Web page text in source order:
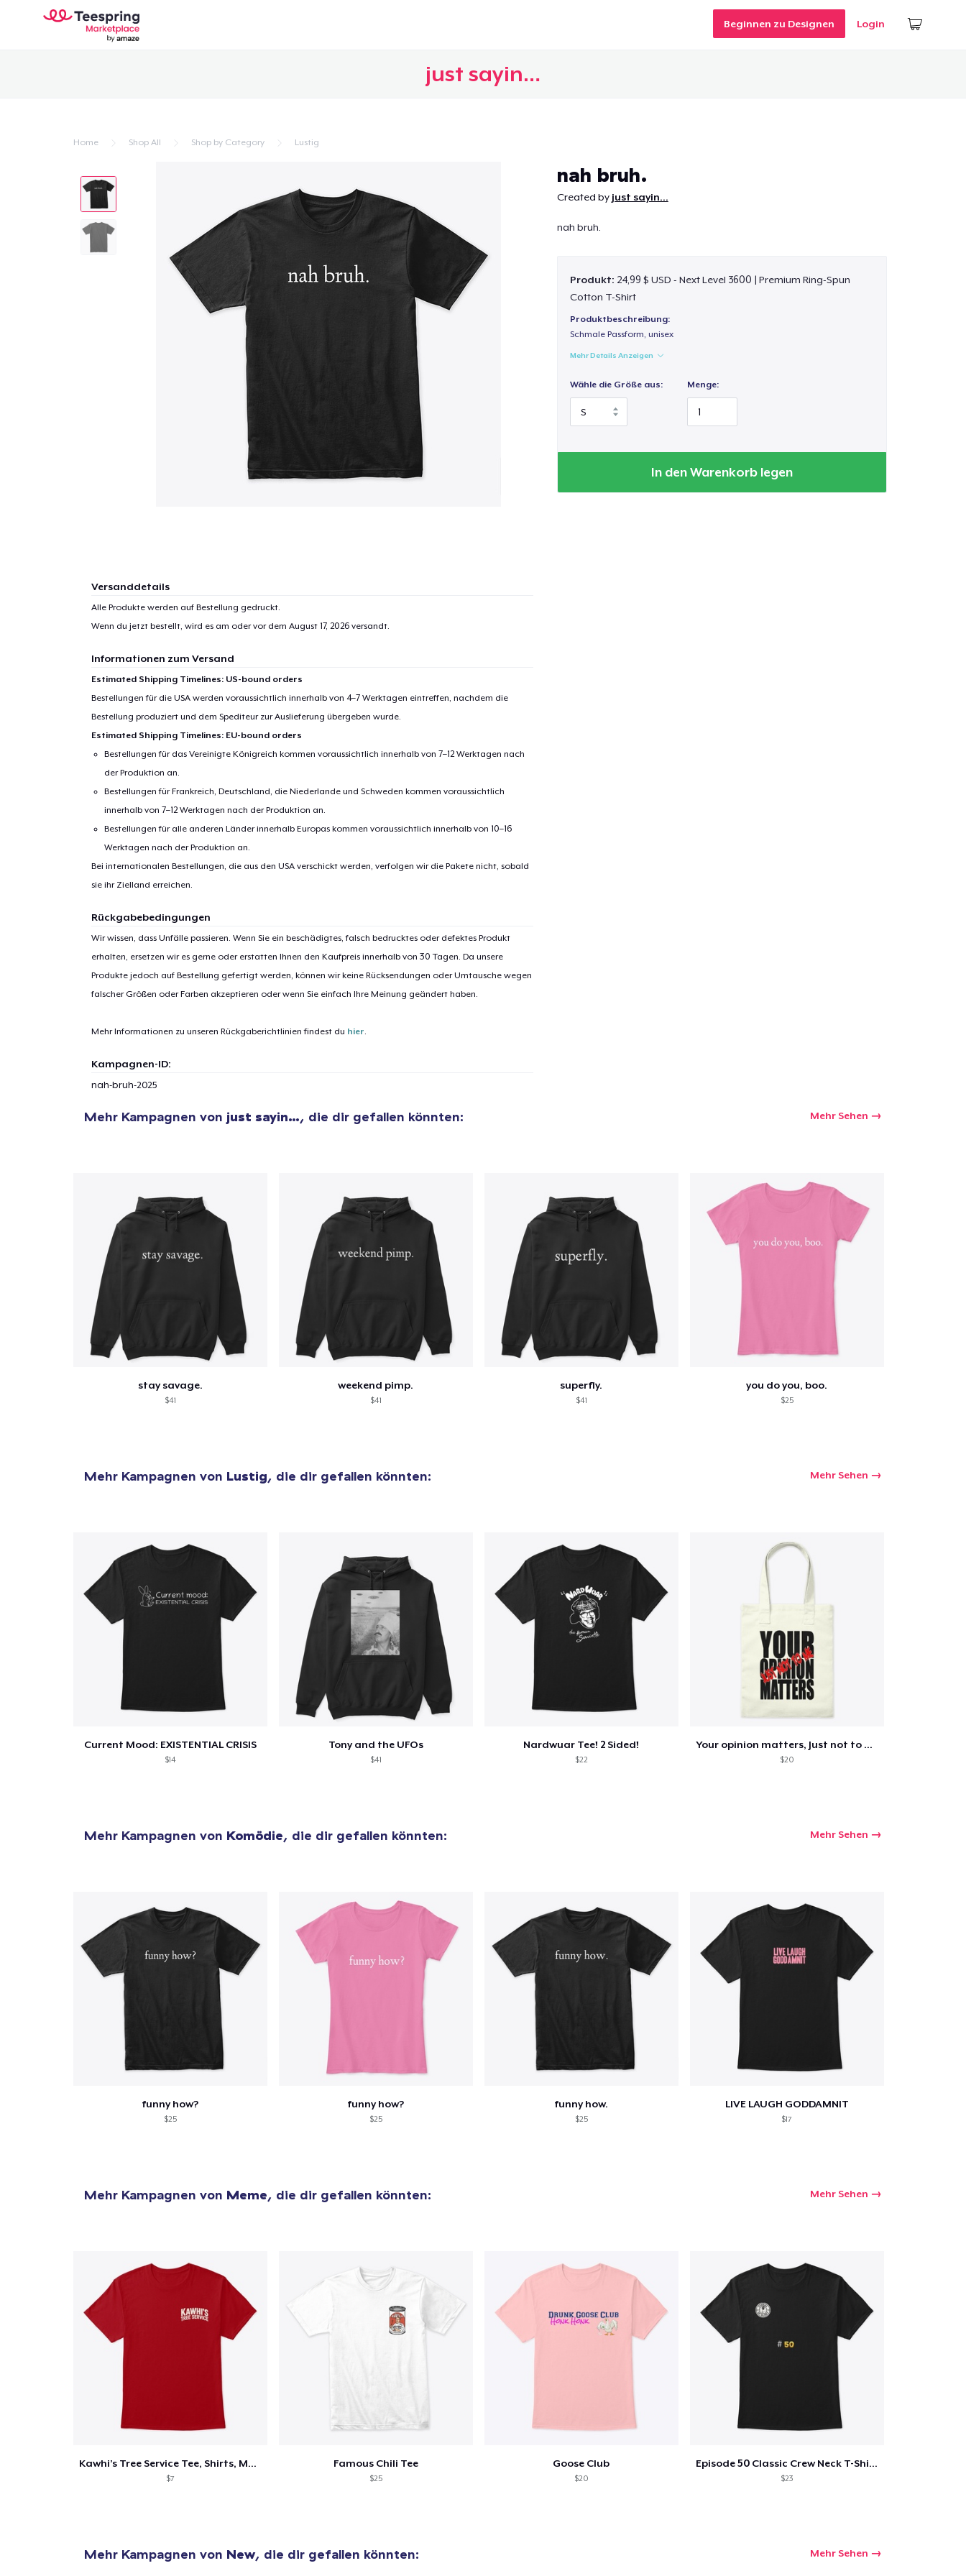
Beginnen zu Designen Login
just sayin…
Home Shop All Shop by Category Lustig
nah bruh.
Created by just sayin…
nah bruh.
Produkt: 24,99 $ USD - Next Level 3600 | Premium Ring-Spun
Cotton T-Shirt
Produktbeschreibung:
Schmale Passform, unisex
Mehr Details Anzeigen
Wähle die Größe aus: Menge:
In den Warenkorb legen
Versanddetails
Alle Produkte werden auf Bestellung gedruckt.
Wenn du jetzt bestellt, wird es am oder vor dem August 17, 2026versandt.
Informationen zum Versand
Estimated Shipping Timelines: US-bound orders
Bestellungen für die USA werden voraussichtlich innerhalb von 4–7 Werktagen eintreffen, nachdem die
Bestellung produziert und dem Spediteur zur Auslieferung übergeben wurde.
Estimated Shipping Timelines: EU-bound orders
Bestellungen für das Vereinigte Königreich kommen voraussichtlich innerhalb von 7–12 Werktagen nach
der Produktion an.
Bestellungen für Frankreich, Deutschland, die Niederlande und Schweden kommen voraussichtlich
innerhalb von 7–12 Werktagen nach der Produktion an.
Bestellungen für alle anderen Länder innerhalb Europas kommen voraussichtlich innerhalb von 10–16
Werktagen nach der Produktion an.
Bei internationalen Bestellungen, die aus den USA verschickt werden, verfolgen wir die Pakete nicht, sobald
sie ihr Zielland erreichen.
Rückgabebedingungen
Wir wissen, dass Unfälle passieren. Wenn Sie ein beschädigtes, falsch bedrucktes oder defektes Produkt
erhalten, ersetzen wir es gerne oder erstatten Ihnen den Kaufpreis innerhalb von 30 Tagen. Da unsere
Produkte jedoch auf Bestellung gefertigt werden, können wir keine Rücksendungen oder Umtausche wegen
falscher Größen oder Farben akzeptieren oder wenn Sie einfach Ihre Meinung geändert haben.
Mehr Informationen zu unseren Rückgaberichtlinien findest du hier.
Kampagnen-ID:
nah-bruh-2025
Mehr Kampagnen von just sayin…, die dir gefallen könnten: Mehr Sehen
stay savage.
$41
weekend pimp.
$41
superfly.
$41
you do you, boo.
$25
Mehr Kampagnen von Lustig, die dir gefallen könnten: Mehr Sehen
Current Mood: EXISTENTIAL CRISIS
$14
Tony and the UFOs
$41
Nardwuar Tee! 2 Sided!
$22
Your opinion matters, Just not to me!
$20
Mehr Kampagnen von Komödie, die dir gefallen könnten: Mehr Sehen
funny how?
$25
funny how?
$25
funny how.
$25
LIVE LAUGH GODDAMNIT
$17
Mehr Kampagnen von Meme, die dir gefallen könnten: Mehr Sehen
Kawhi’s Tree Service Tee, Shirts, Mug
$7
Famous Chili Tee
$25
Goose Club
$20
Episode 50 Classic Crew Neck T-Shirt
$23
Mehr Kampagnen von New, die dir gefallen könnten: Mehr Sehen
Artikel wurde zum
Einkaufswagen
hinzugefügt
Zum Einkaufswagen
Menge
Zur Kasse gehen Weiter Einkaufen